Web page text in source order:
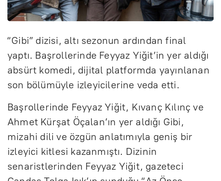
“Gibi” dizisi, altı sezonun ardından final
yaptı. Başrollerinde Feyyaz Yiğit’in yer aldığı
absürt komedi, dijital platformda yayınlanan
son bölümüyle izleyicilerine veda etti.
Başrollerinde Feyyaz Yiğit, Kıvanç Kılınç ve
Ahmet Kürşat Öçalan’ın yer aldığı Gibi,
mizahi dili ve özgün anlatımıyla geniş bir
izleyici kitlesi kazanmıştı. Dizinin
senaristlerinden Feyyaz Yiğit, gazeteci